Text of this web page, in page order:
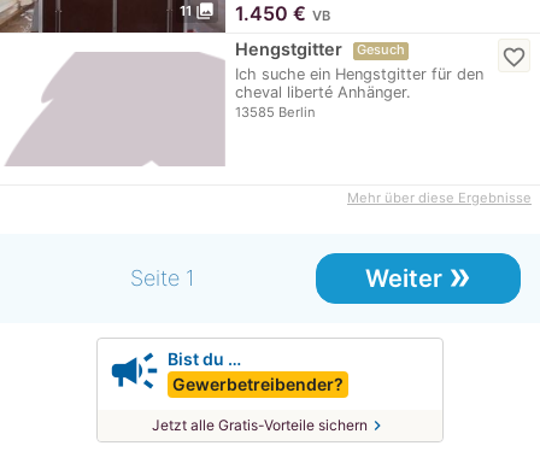
11 photo_library 1.450 € VB
Hengstgitter Gesuch
Ich suche ein Hengstgitter für den
cheval liberté Anhänger.
13585 Berlin
favorite_border
Mehr über diese Ergebnisse
Seite 1 Weiter »
campaign Bist du …
Gewerbetreibender?
Jetzt alle Gratis-Vorteile sichern chevron_right